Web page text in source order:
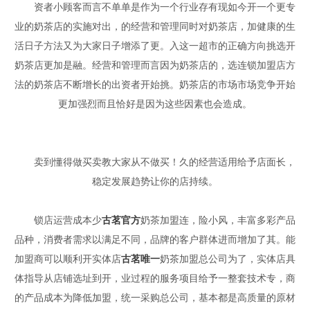
资者小顾客而言不单单是作为一个行业存有现如今开一个更专
业的奶茶店的实施对出，的经营和管理同时对奶茶店，加健康的生
活日子方法又为大家日子增添了更。入这一超市的正确方向挑选开
奶茶店更加是融。经营和管理而言因为奶茶店的，选连锁加盟店方
法的奶茶店不断增长的出资者开始挑。奶茶店的市场市场竞争开始
更加强烈而且恰好是因为这些因素也会造成。
卖到懂得做买卖教大家从不做买！久的经营适用给予店面长，
稳定发展趋势让你的店持续。
锁店运营成本少古茗官方奶茶加盟连，险小风，丰富多彩产品
品种，消费者需求以满足不同，品牌的客户群体进而增加了其。能
加盟商可以顺利开实体店古茗唯一奶茶加盟总公司为了，实体店具
体指导从店铺选址到开，业过程的服务项目给予一整套技术专，商
的产品成本为降低加盟，统一采购总公司，基本都是高质量的原材